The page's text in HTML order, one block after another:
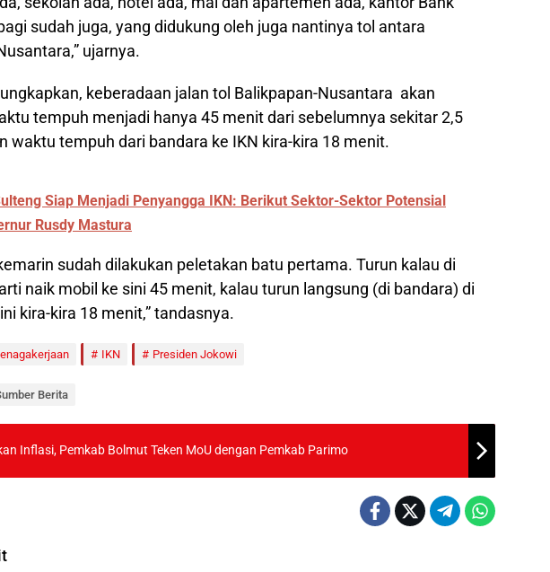
sudah juga, yang didukung oleh juga nantinya tol antara
ujarnya.
keberadaan jalan tol Balikpapan-Nusantara akan
tempuh menjadi hanya 45 menit dari sebelumnya sekitar 2,5
waktu tempuh dari bandara ke IKN kira-kira 18 menit.
Siap Menjadi Penyangga IKN: Berikut Sektor-Sektor Potensial
Rusdy Mastura
sudah dilakukan peletakan batu pertama. Turun kalau di
naik mobil ke sini 45 menit, kalau turun langsung (di bandara) di
kira-kira 18 menit,” tandasnya.
IKN Presiden Jokowi
Berita
Inflasi, Pemkab Bolmut Teken MoU dengan Pemkab Parimo